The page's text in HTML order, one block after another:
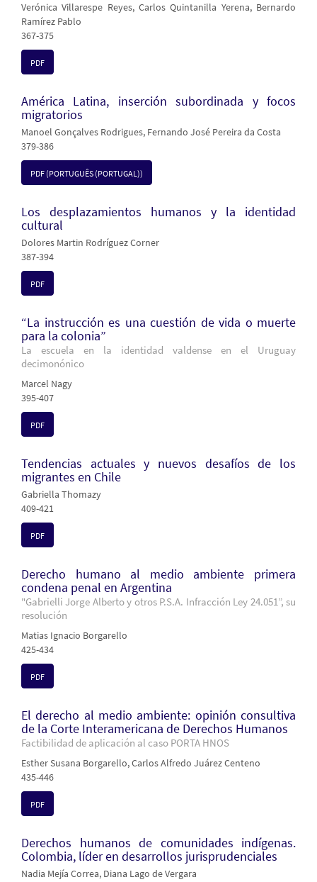
Verónica Villarespe Reyes, Carlos Quintanilla Yerena, Bernardo
Ramírez Pablo
367-375
PDF
América Latina, inserción subordinada y focos
migratorios
Manoel Gonçalves Rodrigues, Fernando José Pereira da Costa
379-386
PDF (PORTUGUÊS (PORTUGAL))
Los desplazamientos humanos y la identidad
cultural
Dolores Martin Rodríguez Corner
387-394
PDF
“La instrucción es una cuestión de vida o muerte
para la colonia”
La escuela en la identidad valdense en el Uruguay
decimonónico
Marcel Nagy
395-407
PDF
Tendencias actuales y nuevos desafíos de los
migrantes en Chile
Gabriella Thomazy
409-421
PDF
Derecho humano al medio ambiente primera
condena penal en Argentina
"Gabrielli Jorge Alberto y otros P.S.A. Infracción Ley 24.051”, su
resolución
Matias Ignacio Borgarello
425-434
PDF
El derecho al medio ambiente: opinión consultiva
de la Corte Interamericana de Derechos Humanos
Factibilidad de aplicación al caso PORTA HNOS
Esther Susana Borgarello, Carlos Alfredo Juárez Centeno
435-446
PDF
Derechos humanos de comunidades indígenas.
Colombia, líder en desarrollos jurisprudenciales
Nadia Mejía Correa, Diana Lago de Vergara